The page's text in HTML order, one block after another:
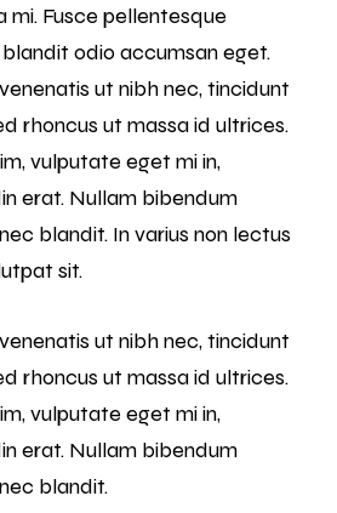
mi. Fusce pellentesque
odio accumsan eget.
ut nibh nec, tincidunt
rhoncus ut massa id ultrices.
vulputate eget mi in,
erat. Nullam bibendum
blandit. In varius non lectus
sit.
ut nibh nec, tincidunt
rhoncus ut massa id ultrices.
vulputate eget mi in,
erat. Nullam bibendum
blandit.